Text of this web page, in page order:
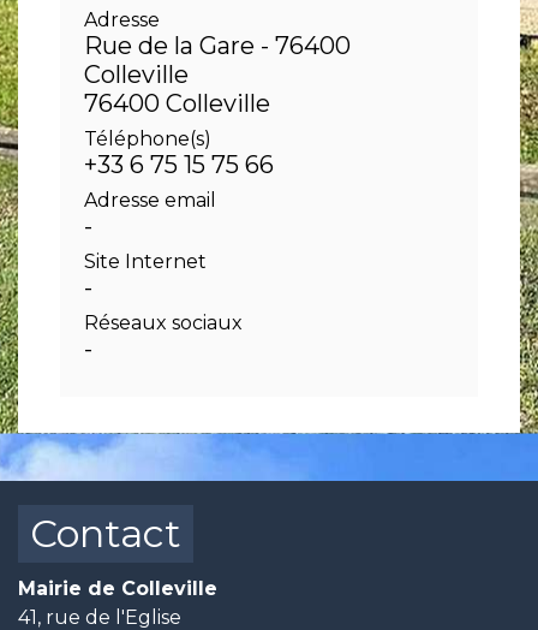
Adresse
Rue de la Gare - 76400
Colleville
76400 Colleville
Téléphone(s)
+33 6 75 15 75 66
Adresse email
-
Site Internet
-
Réseaux sociaux
-
Contact
Mairie de Colleville
41, rue de l'Eglise